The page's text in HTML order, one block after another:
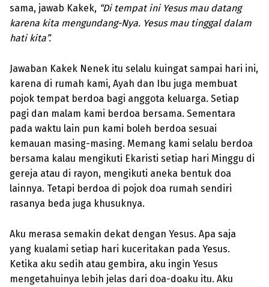
sama, jawab Kakek, “Di tempat ini Yesus mau datang
karena kita mengundang-Nya. Yesus mau tinggal dalam
hati kita”.
Jawaban Kakek Nenek itu selalu kuingat sampai hari ini,
karena di rumah kami, Ayah dan Ibu juga membuat
pojok tempat berdoa bagi anggota keluarga. Setiap
pagi dan malam kami berdoa bersama. Sementara
pada waktu lain pun kami boleh berdoa sesuai
kemauan masing-masing. Memang kami selalu berdoa
bersama kalau mengikuti Ekaristi setiap hari Minggu di
gereja atau di rayon, mengikuti aneka bentuk doa
lainnya. Tetapi berdoa di pojok doa rumah sendiri
rasanya beda juga khusuknya.
Aku merasa semakin dekat dengan Yesus. Apa saja
yang kualami setiap hari kuceritakan pada Yesus.
Ketika aku sedih atau gembira, aku ingin Yesus
mengetahuinya lebih jelas dari doa-doaku itu. Aku